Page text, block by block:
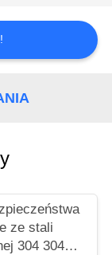
ze stali
304 304L